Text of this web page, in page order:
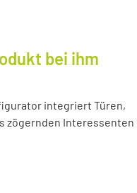
bei ihm
integriert Türen,
zögernden Interessenten